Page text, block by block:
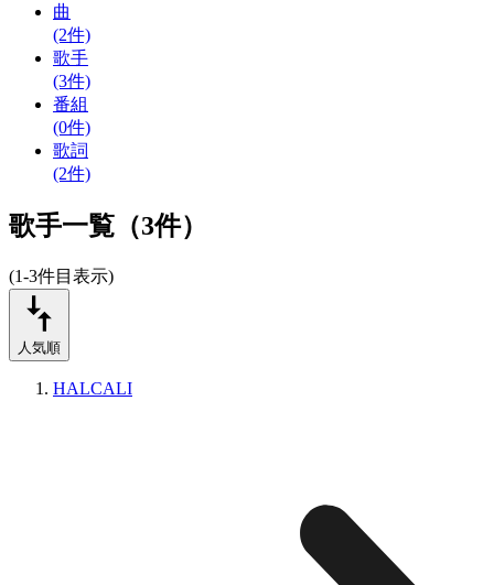
曲
(2件)
歌手
(3件)
番組
(0件)
歌詞
(2件)
歌手一覧（3件）
(1-3件目表示)
人気順
HALCALI